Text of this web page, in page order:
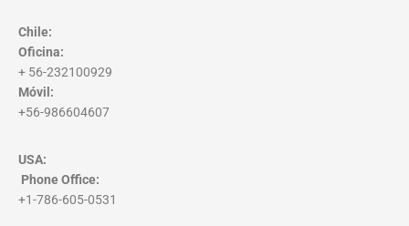
Chile:
Oficina:
+ 56-232100929
Móvil:
+56-986604607
USA:
Phone Office:
+1-786-605-0531